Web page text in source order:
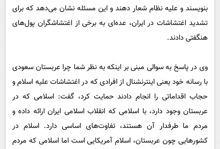
بنویسند و علیه نظام شعار دهند و این مسئله نشان می‌دهد که برای
تشدید اغتشاشات در ایران، عده‌ای به برخی از اغتشاشگران پول‌های
هنگفتی دادند.
وی در پاسخ به سوالی مبنی بر اینکه به نظر شما چرا عربستان سعودی
با رسانه خود یعنی اینترنشنال از افرادی که در اغتشاشات علیه اسلام و
حجاب اقداماتی را انجام دادند حمایت کرد، گفت: اسلامی که در
عربستان وجود دارد، با اسلامی که انقلاب اسلامی ایران ارائه داده و
مردم ما طرفدار آن هستند، تفاوت‌های اساسی دارد. اسلام در
کشورهایی چون عربستان، اسلام آمریکایی است اما اسلامی که مردم